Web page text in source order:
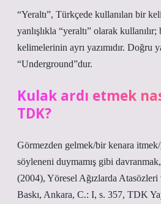
“Yeraltı”, Türkçede kullanılan bir
yanlışlıkla “yeraltı” olarak kullanılır;
kelimelerinin ayrı yazımıdır. Doğru
“Underground”dur.
Kulak ardı etmek
TDK?
Görmezden gelmek/bir kenara
söyleneni duymamış gibi
(2004), Yöresel Ağızlarda
Baskı, Ankara, C.: I, s. 357, TDK